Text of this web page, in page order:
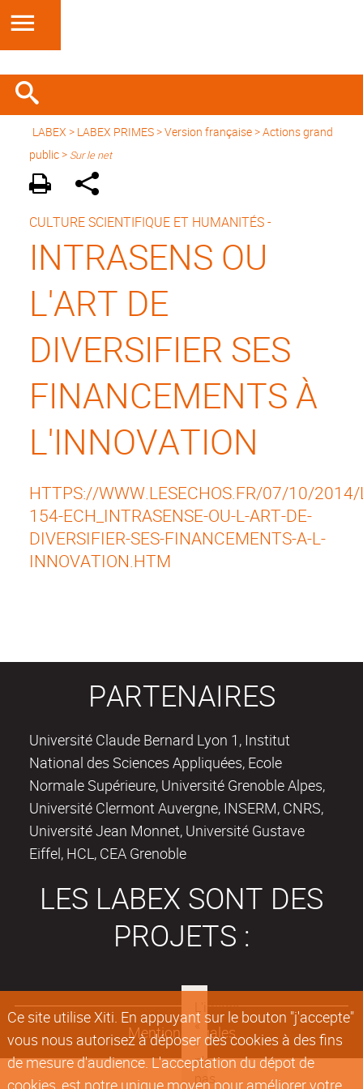
Ce site utilise Xiti. En appuyant sur le bouton "j'accepte"
vous nous autorisez à déposer des cookies à des fins
de mesure d'audience. L'acceptation du dépot de
cookies, est notre unique moyen pour améliorer votre
LABEX > LABEX PRIMES>Version française> Actions grand
public > Sur le net
CULTURE SCIENTIFIQUE ET HUMANITÉS -
INTRASENS OU
L'ART DE
DIVERSIFIER SES
FINANCEMENTS À
L'INNOVATION
HTTPS://WWW.LESECHOS.FR/07/10/
154-ECH_INTRASENSE-OU-L-ART-DE-
DIVERSIFIER-SES-FINANCEMENTS-A-L-
INNOVATION.HTM
PARTENAIRES
Université Claude Bernard Lyon 1, Institut
National des Sciences Appliquées, Ecole
Normale Supérieure, Université Grenoble Alpes,
Université Clermont Auvergne, INSERM, CNRS,
Université Jean Monnet, Université Gustave
Eiffel, HCL, CEA Grenoble
LES LABEX SONT DES
PROJETS :
Mentions légales